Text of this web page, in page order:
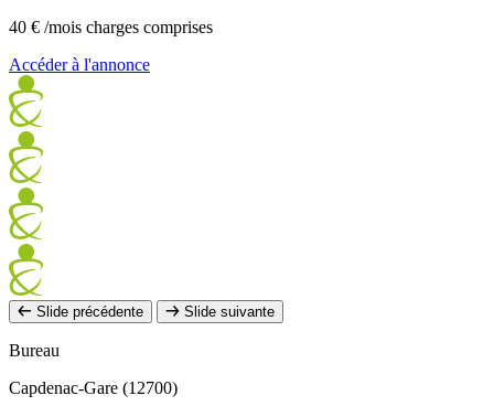
40 € /mois charges comprises
Accéder à l'annonce
Slide précédente Slide suivante
Bureau
Capdenac-Gare (12700)